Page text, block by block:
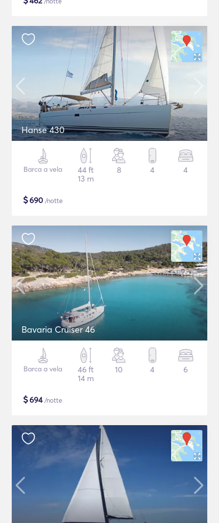
Hanse 430
Barca a vela
44 ft
13 m
8 4 4
$690 /notte
Bavaria Cruiser 46
Barca a vela
46 ft
14 m
10 4 6
$694/notte